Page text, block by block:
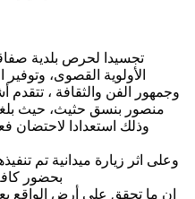
تجسيدا لحرص بلدية
الأولوية القصوى،
وجمهور الفن والثقافة ،
بحضور
ان ما تحقق على أرض الواقع